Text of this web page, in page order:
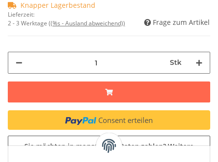
Knapper Lagerbestand
Lieferzeit:
2 - 3 Werktage ((%s - Ausland abweichend)) Frage zum Artikel
Stk
Consent erteilen
Sie möchten in monatlichen Raten zahlen?Weitere
Informationen